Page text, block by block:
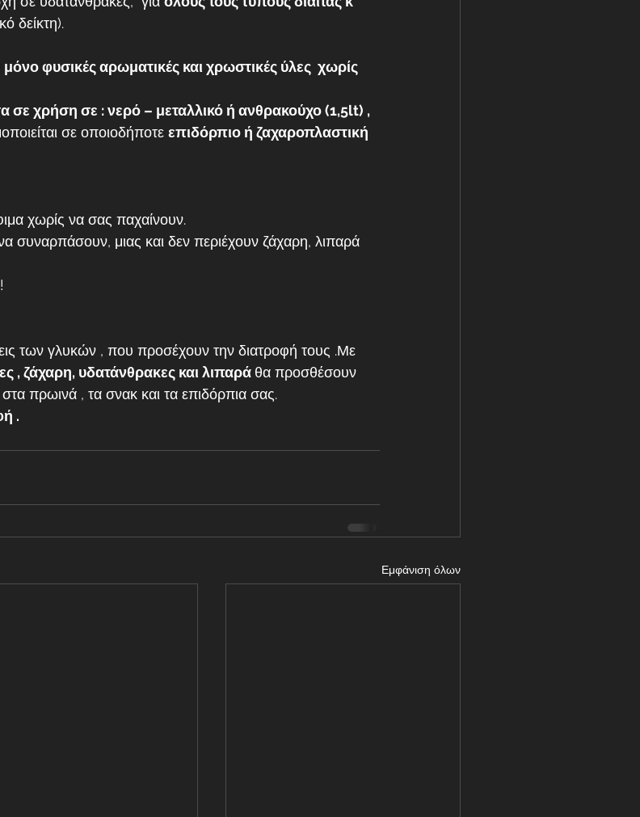
δείκτη).
μόνο φυσικές αρωματικές και χρωστικές ύλες  χωρίς
σε χρήση σε : νερό – μεταλλικό ή ανθρακούχο (1,5lt) ,
σε οποιοδήποτε επιδόρπιο ή ζαχαροπλαστική
χωρίς να σας παχαίνουν.
των γλυκών , που προσέχουν την διατροφή τους .Με
, ζάχαρη, υδατάνθρακες και λιπαρά θα προσθέσουν
πρωινά , τα σνακ και τα επιδόρπια σας.
.
Εμφάνιση όλων